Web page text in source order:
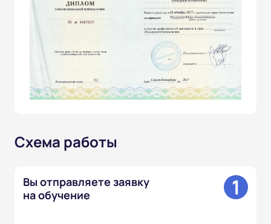
Схема работы
Вы отправляете заявку
на обучение
1